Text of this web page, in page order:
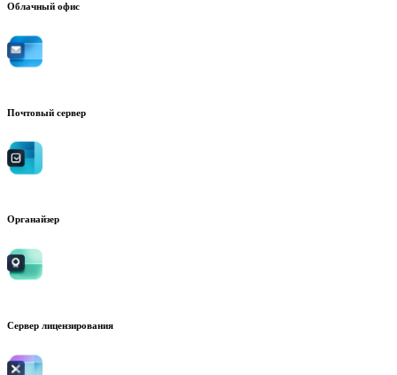
Облачный офис
Почтовый сервер
Органайзер
Сервер лицензирования